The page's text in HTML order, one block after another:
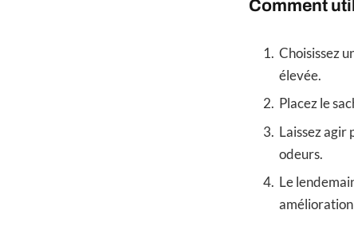
Comment
Choisissez
élevée.
Placez le
Laissez agir
odeurs.
Le
amélioration